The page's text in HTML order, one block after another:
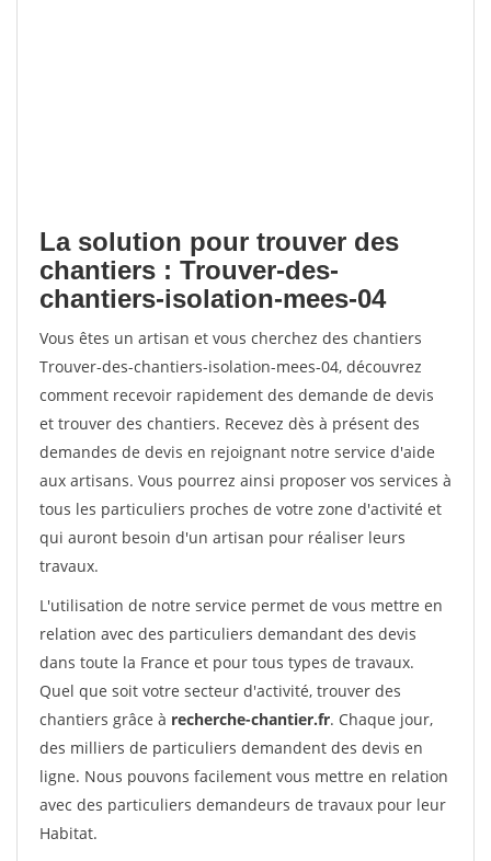
La solution pour trouver des
chantiers : Trouver-des-
chantiers-isolation-mees-04
Vous êtes un artisan et vous cherchez des chantiers
Trouver-des-chantiers-isolation-mees-04, découvrez
comment recevoir rapidement des demande de devis
et trouver des chantiers. Recevez dès à présent des
demandes de devis en rejoignant notre service d'aide
aux artisans. Vous pourrez ainsi proposer vos services à
tous les particuliers proches de votre zone d'activité et
qui auront besoin d'un artisan pour réaliser leurs
travaux.
L'utilisation de notre service permet de vous mettre en
relation avec des particuliers demandant des devis
dans toute la France et pour tous types de travaux.
Quel que soit votre secteur d'activité, trouver des
chantiers grâce à recherche-chantier.fr. Chaque jour,
des milliers de particuliers demandent des devis en
ligne. Nous pouvons facilement vous mettre en relation
avec des particuliers demandeurs de travaux pour leur
Habitat.